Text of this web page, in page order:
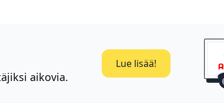
aikovia.
Lue lisää!